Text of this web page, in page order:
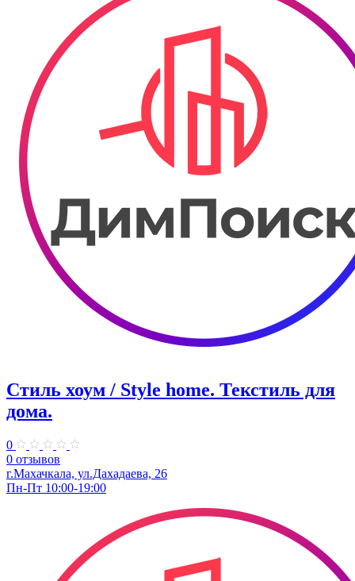
Стиль хоум / Style home. Текстиль для
дома.
0
0 отзывов
г.Махачкала, ул.Дахадаева, 26
Пн-Пт 10:00-19:00